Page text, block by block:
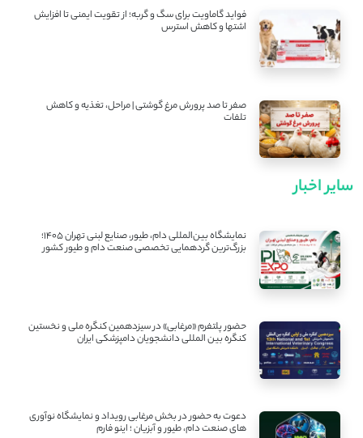
فواید گاماویت برای سگ و گربه؛ از تقویت ایمنی تا افزایش
اشتها و کاهش استرس
صفر تا صد پرورش مرغ گوشتی | مراحل، تغذیه و کاهش
تلفات
سایر اخبار
نمایشگاه بین‌المللی دام، طیور، صنایع لبنی تهران ۱۴۰۵؛
بزرگ‌ترین گردهمایی تخصصی صنعت دام و طیور کشور
حضور پلتفرم «مرغابی» در سیزدهمین کنگره ملی و نخستین
کنگره بین ‌المللی دانشجویان دامپزشکی ایران
دعوت به حضور در بخش مرغابی رویداد و نمایشگاه نوآوری
های صنعت دام، طیور و آبزیان ؛ اینو فارم